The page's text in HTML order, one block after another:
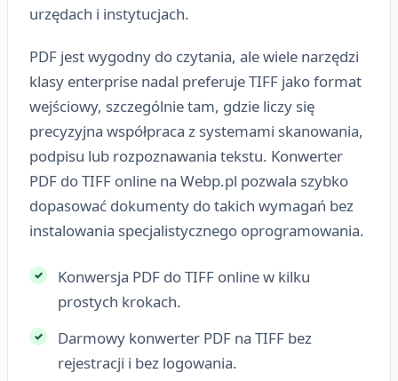
urzędach i instytucjach.
PDF jest wygodny do czytania, ale wiele narzędzi
klasy enterprise nadal preferuje TIFF jako format
wejściowy, szczególnie tam, gdzie liczy się
precyzyjna współpraca z systemami skanowania,
podpisu lub rozpoznawania tekstu. Konwerter
PDF do TIFF online na Webp.pl pozwala szybko
dopasować dokumenty do takich wymagań bez
instalowania specjalistycznego oprogramowania.
Konwersja PDF do TIFF online w kilku
prostych krokach.
Darmowy konwerter PDF na TIFF bez
rejestracji i bez logowania.